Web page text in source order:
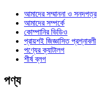
আমাদের সম্মাননা ও সনদপত্র
আমাদের সম্পর্কে
কোম্পানির ভিডিও
প্রায়শই জিজ্ঞাসিত প্রশ্নাবলী
পণ্যের ক্যাটালগ
শীর্ষ ব্লগ
পণ্য